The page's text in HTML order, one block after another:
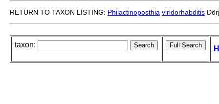
RETURN TO TAXON LISTING: Philactinoposthia viridorhabditis
taxon: